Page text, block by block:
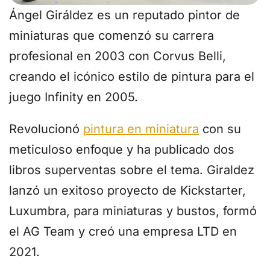
Ángel Giráldez es un reputado pintor de
miniaturas que comenzó su carrera
profesional en 2003 con Corvus Belli,
creando el icónico estilo de pintura para el
juego Infinity en 2005.
Revolucionó pintura en miniatura con su
meticuloso enfoque y ha publicado dos
libros superventas sobre el tema. Giraldez
lanzó un exitoso proyecto de Kickstarter,
Luxumbra, para miniaturas y bustos, formó
el AG Team y creó una empresa LTD en
2021.